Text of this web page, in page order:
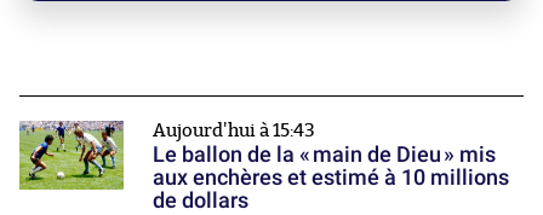
Aujourd'hui à 15:43
Le ballon de la « main de Dieu » mis
aux enchères et estimé à 10 millions
de dollars